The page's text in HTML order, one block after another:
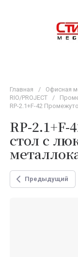
Главная / Офисная
RIO/PROJECT
/
RP-2.1+F-42
RP-
стол с
Предыдущий